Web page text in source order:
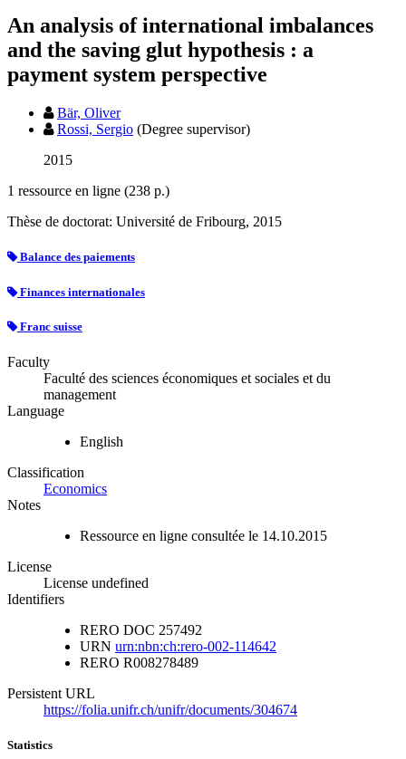
An analysis of international imbalances
and the saving glut hypothesis : a
payment system perspective
Bär, Oliver
Rossi, Sergio (Degree supervisor)
2015
1 ressource en ligne (238 p.)
Thèse de doctorat: Université de Fribourg, 2015
Balance des paiements
Finances internationales
Franc suisse
Faculty
Faculté des sciences économiques et sociales et du
management
Language
English
Classification
Economics
Notes
Ressource en ligne consultée le 14.10.2015
License
License undefined
Identifiers
RERO DOC 257492
URN urn:nbn:ch:rero-002-114642
RERO R008278489
Persistent URL
https://folia.unifr.ch/unifr/documents/304674
Statistics